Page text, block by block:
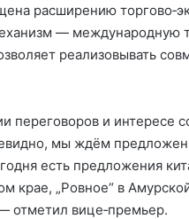
расширению
— международную
реализовывать
переговоров и интересе
мы ждём
есть предложения
крае, „Ровное“ в
отметил вице‑премьер.